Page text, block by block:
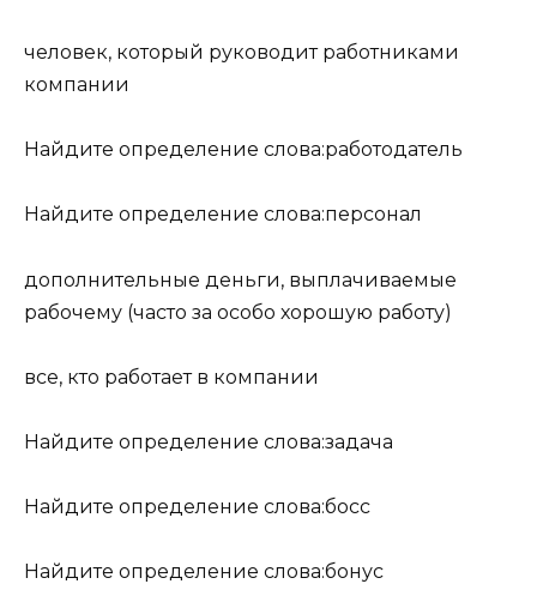
человек, который руководит работниками
компании
Найдите определение слова:работодатель
Найдите определение слова:персонал
дополнительные деньги, выплачиваемые
рабочему (часто за особо хорошую работу)
все, кто работает в компании
Найдите определение слова:задача
Найдите определение слова:босс
Найдите определение слова:бонус